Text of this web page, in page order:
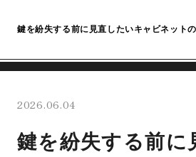
鍵を紛失する前に見直したいキャビネット
2026.06.04
鍵を紛失する前に